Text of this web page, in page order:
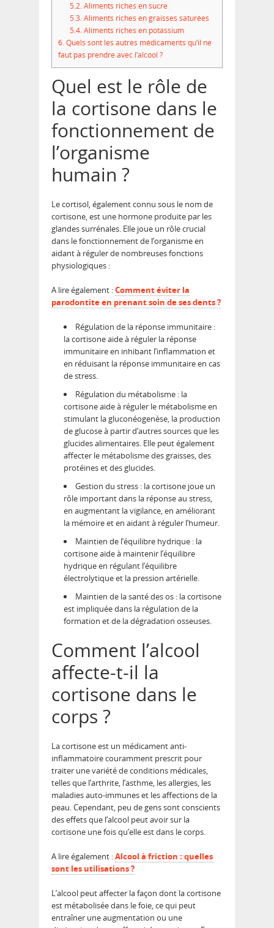
5.2.Aliments riches en sucre
5.3.Aliments riches en graisses saturées
5.4.Aliments riches en potassium
6.Quels sont les autres médicaments qu’il ne
faut pas prendre avec l’alcool ?
Quel est le rôle de
la cortisone dans le
fonctionnement de
l’organisme
humain ?
Le cortisol, également connu sous le nom de
cortisone, est une hormone produite par les
glandes surrénales. Elle joue un rôle crucial
dans le fonctionnement de l’organisme en
aidant à réguler de nombreuses fonctions
physiologiques :
A lire également :Comment éviter la
parodontite en prenant soin de ses dents ?
Régulation de la réponse immunitaire :
la cortisone aide à réguler la réponse
immunitaire en inhibant l’inflammation et
en réduisant la réponse immunitaire en cas
de stress.
Régulation du métabolisme : la
cortisone aide à réguler le métabolisme en
stimulant la gluconéogenèse, la production
de glucose à partir d’autres sources que les
glucides alimentaires. Elle peut également
affecter le métabolisme des graisses, des
protéines et des glucides.
Gestion du stress : la cortisone joue un
rôle important dans la réponse au stress,
en augmentant la vigilance, en améliorant
la mémoire et en aidant à réguler l’humeur.
Maintien de l’équilibre hydrique : la
cortisone aide à maintenir l’équilibre
hydrique en régulant l’équilibre
électrolytique et la pression artérielle.
Maintien de la santé des os : la cortisone
est impliquée dans la régulation de la
formation et de la dégradation osseuses.
Comment l’alcool
affecte-t-il la
cortisone dans le
corps ?
La cortisone est un médicament anti-
inflammatoire couramment prescrit pour
traiter une variété de conditions médicales,
telles que l’arthrite, l’asthme, les allergies, les
maladies auto-immunes et les affections de la
peau. Cependant, peu de gens sont conscients
des effets que l’alcool peut avoir sur la
cortisone une fois qu’elle est dans le corps.
A lire également :Alcool à friction : quelles
sont les utilisations ?
L’alcool peut affecter la façon dont la cortisone
est métabolisée dans le foie, ce qui peut
entraîner une augmentation ou une